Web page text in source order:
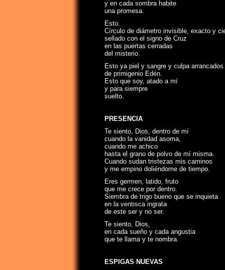
y en cada sombra habite
una promesa.
Esto.
Círculo de diámetro invisible, exacto y
sellado con el signo de Cruz
en las puertas cerradas
del misterio.
Esto ya piel y sangre y culpa
de primigenio Edén.
Esto que soy, atado a mí
y para siempre
suelto.
PRESENCIA
Te siento, Dios, dentro de mí
cuando la vanidad asoma,
cuando me achico
hasta el grano de polvo de mí misma.
Cuando sudan tristezas mis caminos
y me empino doliéndome de tiempo.
Eres germen, latido, fruto
que me crece por dentro.
Siembra de trigo bueno que se inquieta
en la ventisca ingrata
de este ser y no ser.
Te siento, Dios,
en cada sueño y cada angustia
que te llama y te nombra.
ESPIGAS NUEVAS